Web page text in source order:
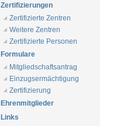
Zertifizierungen
Zertifizierte Zentren
Weitere Zentren
Zertifizierte Personen
Formulare
Mitgliedschaftsantrag
Einzugsermächtigung
Zertifizierung
Ehrenmitglieder
Links